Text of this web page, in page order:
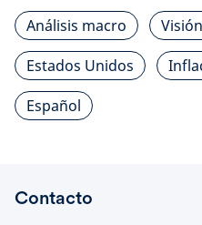
Análisis macro
Estados Unidos
Español
Contacto